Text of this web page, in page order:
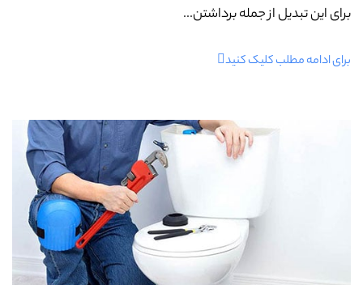
برای این تبدیل از جمله برداشتن...
برای ادامه مطلب کلیک کنید